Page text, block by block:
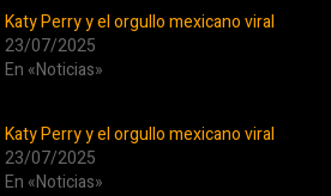
Katy Perry y el orgullo mexicano viral
23/07/2025
En «Noticias»
Katy Perry y el orgullo mexicano viral
23/07/2025
En «Noticias»